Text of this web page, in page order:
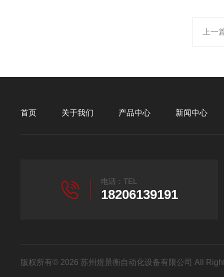
上一
首页 关于我们 产品中心 新闻中心
电话：TEL
18206139191
版权所有© 2026 苏州煜景衡自动化设备有限公司 All